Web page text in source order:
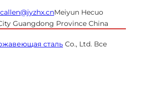
Meiyun Hecuo
Guangdong Province China
сталь Co., Ltd. Все